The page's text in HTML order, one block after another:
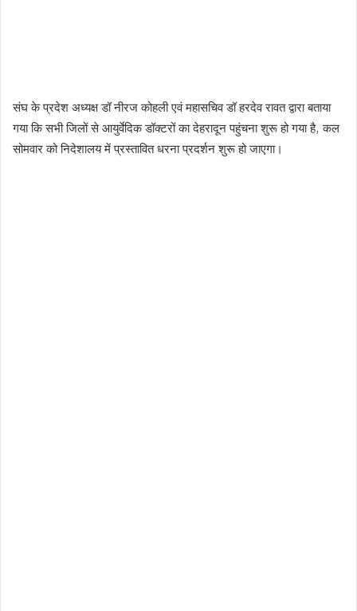
संघ के प्रदेश अध्यक्ष डॉ नीरज कोहली एवं महासचिव डॉ हरदेव रावत द्वारा बताया
गया कि सभी जिलों से आयुर्वेदिक डॉक्टरों का देहरादून पहुंचना शुरू हो गया है, कल
सोमवार को निदेशालय में प्रस्तावित धरना प्रदर्शन शुरू हो जाएगा।